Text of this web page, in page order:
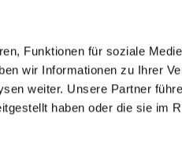
Funktionen für soziale
wir Informationen zu Ihrer
weiter. Unsere Partner
haben oder die sie im